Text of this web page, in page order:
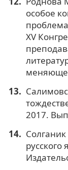
особое
XV
2017.
Солганик
русского